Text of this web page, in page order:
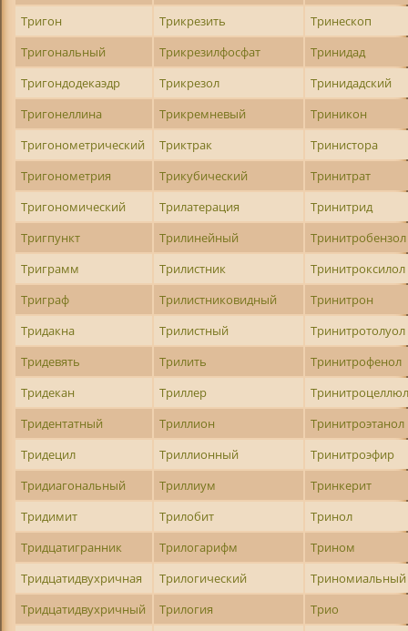
Тригон
Трикрезить
Тринескоп
Тригональный
Трикрезилфосфат
Тринидад
Тригондодекаэдр
Трикрезол
Тринидадский
Тригонеллина
Трикремневый
Триникон
Тригонометрический
Триктрак
Тринистора
Тригонометрия
Трикубический
Тринитрат
Тригономический
Трилатерация
Тринитрид
Тригпункт
Трилинейный
Тринитробензол
Триграмм
Трилистник
Тринитроксилол
Триграф
Трилистниковидный
Тринитрон
Тридакна
Трилистный
Тринитротолуол
Тридевять
Трилить
Тринитрофенол
Тридекан
Триллер
Тридентатный
Триллион
Тринитроэтанол
Тридецил
Триллионный
Тринитроэфир
Тридиагональный
Триллиум
Тринкерит
Тридимит
Трилобит
Тринол
Тридцатигранник
Трилогарифм
Трином
Тридцатидвухричная
Трилогический
Триномиальный
Тридцатидвухричный
Трилогия
Трио